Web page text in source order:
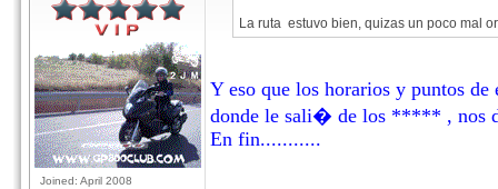
Joined: April 2008
La ruta estuvo bien, quizas un poco mal
Y eso que los horarios y puntos
donde le sali� de los ***** , nos
En fin...........